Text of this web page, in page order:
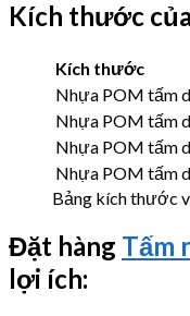
Kích thước của
Kích thước
Nhựa POM tấm
Nhựa POM tấm
Nhựa POM tấm
Nhựa POM tấm
Bảng kích thước
Đặt hàng Tấm
lợi ích: